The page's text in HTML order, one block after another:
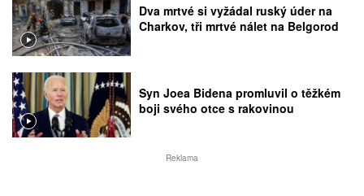
Dva mrtvé si vyžádal ruský úder na
Charkov, tři mrtvé nálet na Belgorod
Syn Joea Bidena promluvil o těžkém
boji svého otce s rakovinou
Reklama